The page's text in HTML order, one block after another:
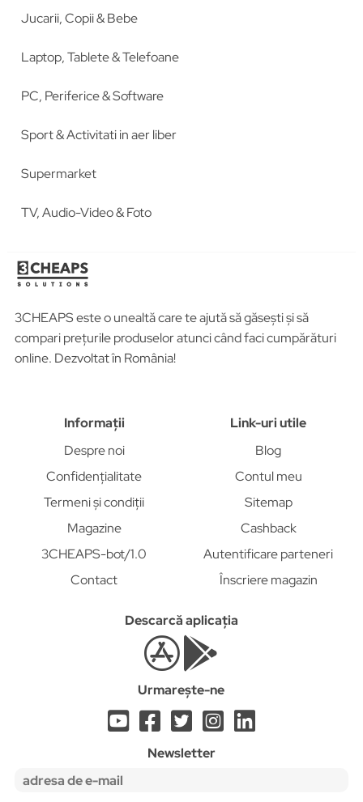
Jucarii, Copii & Bebe
Laptop, Tablete & Telefoane
PC, Periferice & Software
Sport & Activitati in aer liber
Supermarket
TV, Audio-Video & Foto
3CHEAPS este o unealtă care te ajută să găsești și să
compari prețurile produselor atunci când faci cumpărături
online. Dezvoltat în România!
Informații
Despre noi
Confidențialitate
Termeni și condiții
Magazine
3CHEAPS-bot/1.0
Contact
Link-uri utile
Blog
Contul meu
Sitemap
Cashback
Autentificare parteneri
Înscriere magazin
Descarcă aplicația
Urmarește-ne
Newsletter